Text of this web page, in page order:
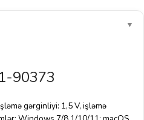
▼
90373
gərginliyi: 1,5 V, işləmə